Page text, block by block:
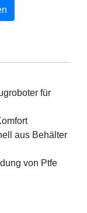
für
aus Behälter
von Ptfe